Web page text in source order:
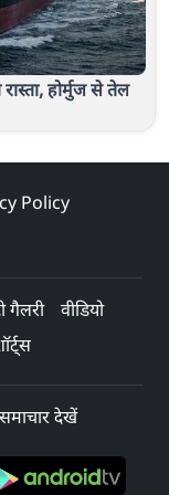
रास्ता, होर्मुज से तेल
Policy
गैलरी
वीडियो
देखें